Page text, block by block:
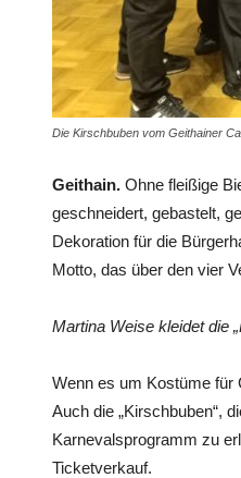
Die Kirschbuben vom Geithainer
Geithain. Ohne fleißige
geschneidert, gebastelt,
Dekoration für die
Motto, das über den vier
Martina Weise kleidet die
Wenn es um Kostüme für
Auch die „Kirschbuben“,
Karnevalsprogramm zu
Ticketverkauf.